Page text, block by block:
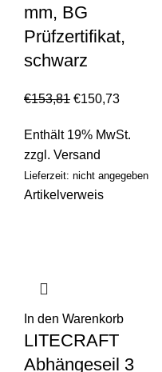
mm, BG
Prüfzertifikat,
schwarz
€153,81 €150,73
Enthält 19% MwSt.
zzgl. Versand
Lieferzeit: nicht angegeben
Artikelverweis
In den Warenkorb
LITECRAFT
Abhängeseil 3